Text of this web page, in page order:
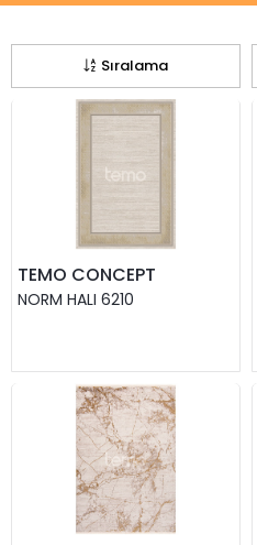
Sıralama
TEMO CONCEPT
NORM HALI 6210